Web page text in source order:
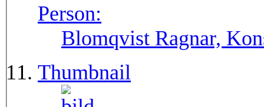
Person:
Blomqvist Ragnar,
Thumbnail